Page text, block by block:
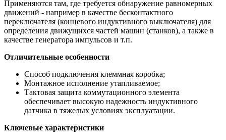
Применяются там, где требуется обнаружение равномерных
движений - например в качестве бесконтактного
переключателя (концевого индуктивного выключателя) для
определения движущихся частей машин (станков), а также в
качестве генератора импульсов и т.п.
Отличительные особенности
Способ подключения клеммная коробка;
Монтажное исполнение утапливаемое;
Тактовая защита коммутационного элемента
обеспечивает высокую надежность индуктивного
датчика в тяжелых условиях эксплуатации.
Ключевые характеристики